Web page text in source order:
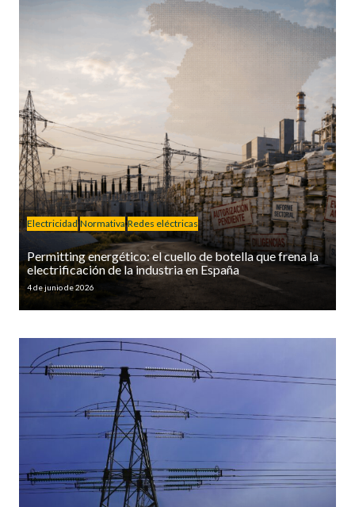
Electricidad Normativa Redes eléctricas
Permitting energético: el cuello de botella que frena la
electrificación de la industria en España
4 de junio de 2026